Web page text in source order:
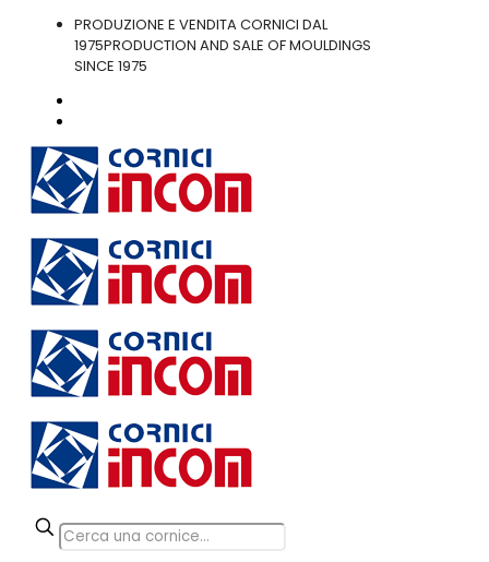
PRODUZIONE E VENDITA CORNICI DAL
1975PRODUCTION AND SALE OF MOULDINGS
SINCE 1975